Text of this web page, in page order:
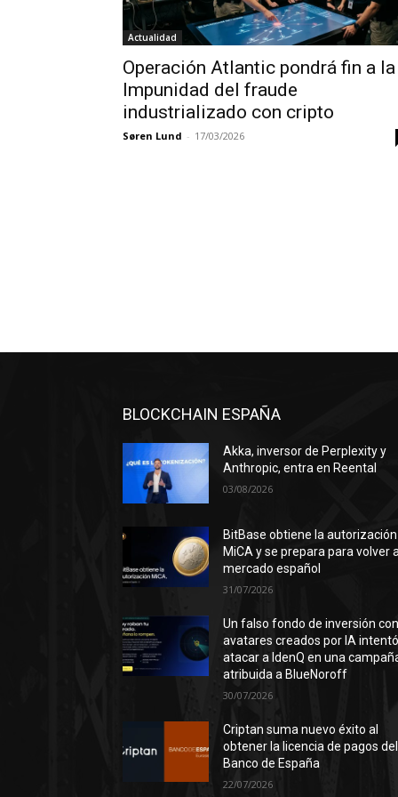
Actualidad
Operación Atlantic pondrá fin a la
Impunidad del fraude
industrializado con cripto
Søren Lund - 17/03/2026
BLOCKCHAIN ESPAÑA
Akka, inversor de Perplexity y
Anthropic, entra en Reental
03/08/2026
BitBase obtiene la autorización
MiCA y se prepara para volver
mercado español
31/07/2026
Un falso fondo de inversión
avatares creados por IA
atacar a IdenQ en una
atribuida a BlueNoroff
30/07/2026
Criptan suma nuevo éxito al
obtener la licencia de pagos del
Banco de España
22/07/2026